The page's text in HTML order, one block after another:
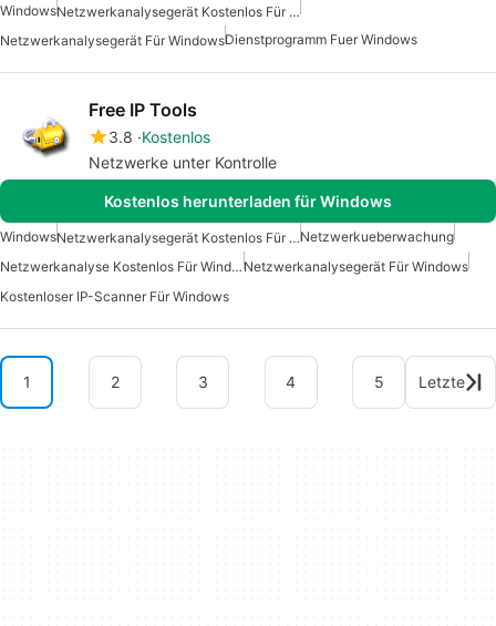
Windows
Netzwerkanalysegerät Kostenlos Für Windows
Netzwerkanalysegerät Für WindowsDienstprogramm Fuer Windows
Free IP Tools
3.8 Kostenlos
Netzwerke unter Kontrolle
Kostenlos herunterladen für Windows
Windows Netzwerkanalysegerät Kostenlos Für WindowsNetzwerkueberwachung
Netzwerkanalyse Kostenlos Für WindowsNetzwerkanalysegerät Für Windows
Kostenloser IP-Scanner Für Windows
1 2 3 4 5 Letzte